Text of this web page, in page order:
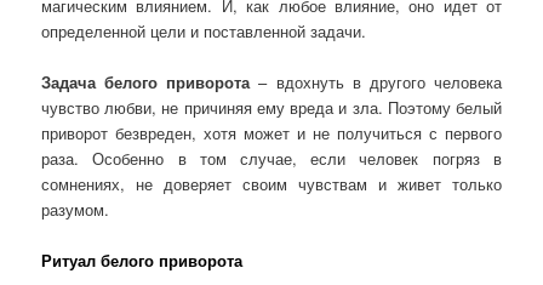
магическим влиянием. И, как любое влияние, оно идет от
определенной цели и поставленной задачи.
Задача белого приворота– вдохнуть в другого человека
чувство любви, не причиняя ему вреда и зла. Поэтому белый
приворот безвреден, хотя может и не получиться с первого
раза. Особенно в том случае, если человек погряз в
сомнениях, не доверяет своим чувствам и живет только
разумом.
Ритуал белого приворота